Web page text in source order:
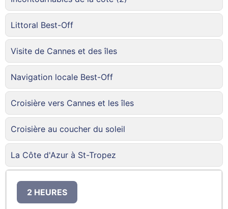
Littoral Best-Off
Visite de Cannes et des îles
Navigation locale Best-Off
Croisière vers Cannes et les îles
Croisière au coucher du soleil
La Côte d'Azur à St-Tropez
2 HEURES